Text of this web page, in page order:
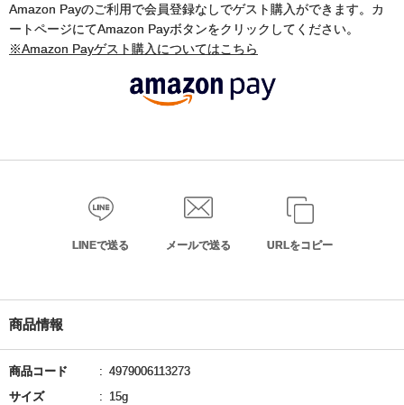
Amazon Payのご利用で会員登録なしでゲスト購入ができます。カ
ートページにてAmazon Payボタンをクリックしてください。
※Amazon Payゲスト購入についてはこちら
LINEで送る メールで送る URLをコピー
商品情報
商品コード
4979006113273
サイズ
15g